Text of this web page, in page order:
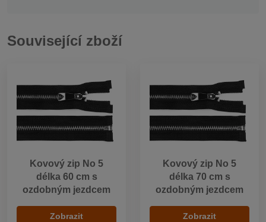
Související zboží
Kovový zip No 5
délka 60 cm s
ozdobným jezdcem
Zobrazit
Kovový zip No 5
délka 70 cm s
ozdobným jezdcem
Zobrazit